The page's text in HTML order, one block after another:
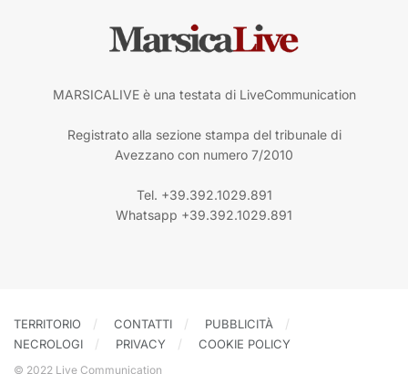
MARSICALIVE è una testata di LiveCommunication
Registrato alla sezione stampa del tribunale di
Avezzano con numero 7/2010
Tel. +39.392.1029.891
Whatsapp +39.392.1029.891
TERRITORIO CONTATTI
PUBBLICITÀ
NECROLOGI
PRIVACY COOKIE POLICY
© 2022 Live Communication